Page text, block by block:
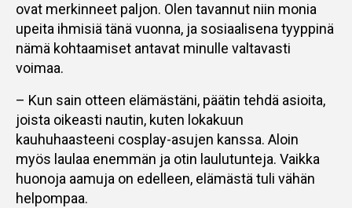
ovat merkinneet paljon. Olen tavannut niin monia
upeita ihmisiä tänä vuonna, ja sosiaalisena tyyppinä
nämä kohtaamiset antavat minulle valtavasti
voimaa.
– Kun sain otteen elämästäni, päätin tehdä asioita,
joista oikeasti nautin, kuten lokakuun
kauhuhaasteeni cosplay-asujen kanssa. Aloin
myös laulaa enemmän ja otin laulutunteja. Vaikka
huonoja aamuja on edelleen, elämästä tuli vähän
helpompaa.